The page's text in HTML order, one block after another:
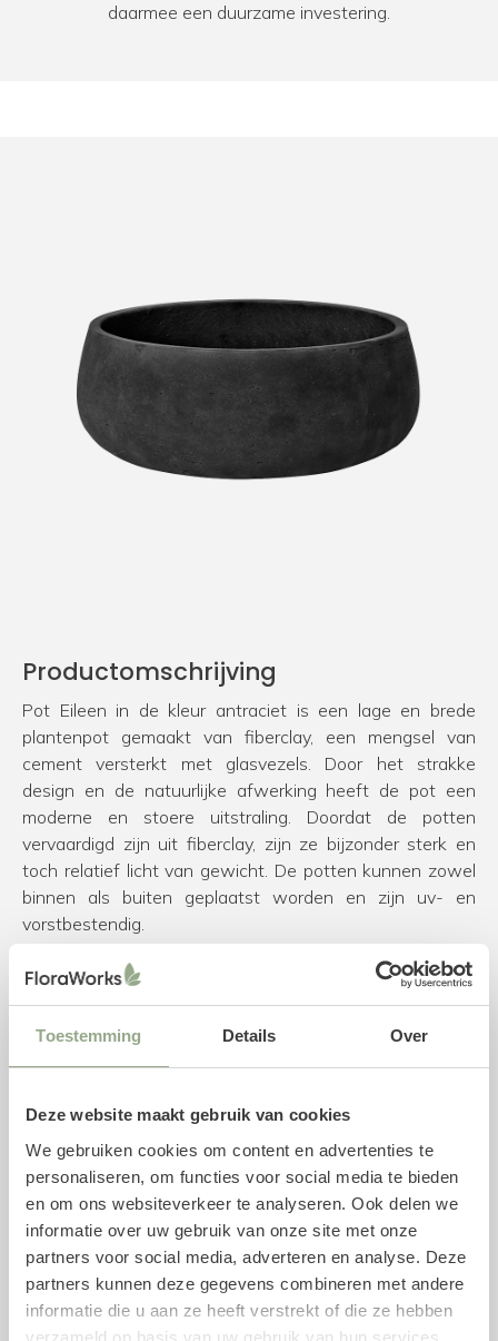
Toestemming Details Over
Deze website maakt gebruik van cookies
We gebruiken cookies om content en advertenties te
personaliseren, om functies voor social media te bieden
en om ons websiteverkeer te analyseren. Ook delen we
informatie over uw gebruik van onze site met onze
partners voor social media, adverteren en analyse. Deze
partners kunnen deze gegevens combineren met andere
informatie die u aan ze heeft verstrekt of die ze hebben
verzameld op basis van uw gebruik van hun services.
daarmee een duurzame investering.
Productomschrijving
Pot Eileen in de kleur antraciet is een lage en brede
plantenpot gemaakt van fiberclay, een mengsel van
cement versterkt met glasvezels. Door het strakke
design en de natuurlijke afwerking heeft de pot een
moderne en stoere uitstraling. Doordat de potten
vervaardigd zijn uit fiberclay, zijn ze bijzonder sterk en
toch relatief licht van gewicht. De potten kunnen zowel
binnen als buiten geplaatst worden en zijn uv- en
vorstbestendig.
Specificaties pot
Hoogte: 13 cm
Kleur: Antraciet
Gebruik: Binnen en buiten
Merk: Pottery Pots
Combinatie met kunstplanten
Ben je nog op zoek naar een mooie kunstplant voor in de
pot? Neem dan een kijkje in onze uitgebreide collectie
kunstplanten